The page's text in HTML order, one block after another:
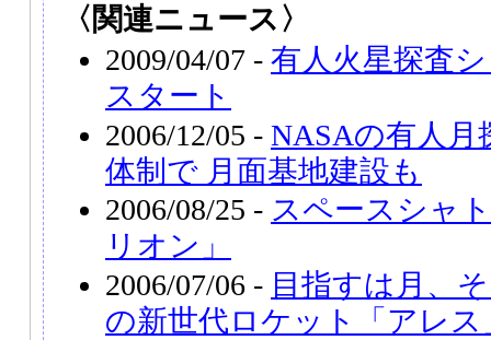
〈関連ニュース〉
2009/04/07 - 有人火星探査
スタート
2006/12/05 - NASAの有人月
体制で 月面基地建設も
2006/08/25 - スペースシャ
リオン」
2006/07/06 - 目指すは月、
の新世代ロケット「アレス